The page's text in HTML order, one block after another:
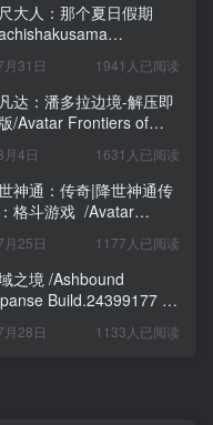
大人：那个夏日假期
月31日 1941人已阅读
达：潘多拉边境-解压即
/Avatar Frontiers of
中文版
月4日 1631人已阅读
神通：传奇|降世神通传
格斗游戏 /Avatar
免安
文版
月25日 1177人已阅读
之境 /Ashbound
免
月28日 1133人已阅读